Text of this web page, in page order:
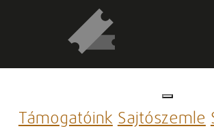
TámogatóinkSajtószemle